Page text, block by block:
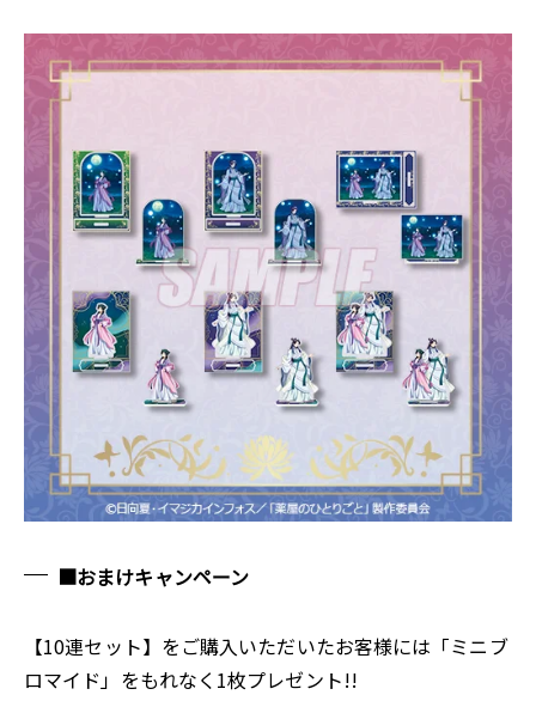
■おまけキャンペーン
【10連セット】をご購入いただいたお客様には「ミニブ
ロマイド」をもれなく1枚プレゼント!!